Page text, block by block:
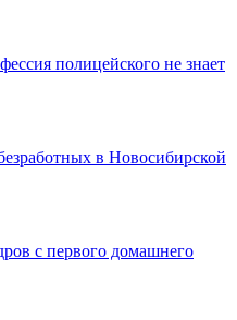
полицейского не знает
в Новосибирской
с первого домашнего